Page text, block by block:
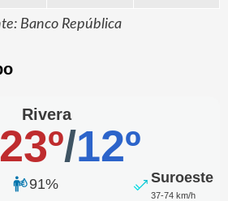
Banco República
Rivera
23º/12º
91% Suroeste
37-74 km/h